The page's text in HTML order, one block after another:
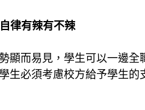
律有辣有不辣
顯而易見，學生可以一邊
生必須考慮校方給予學生